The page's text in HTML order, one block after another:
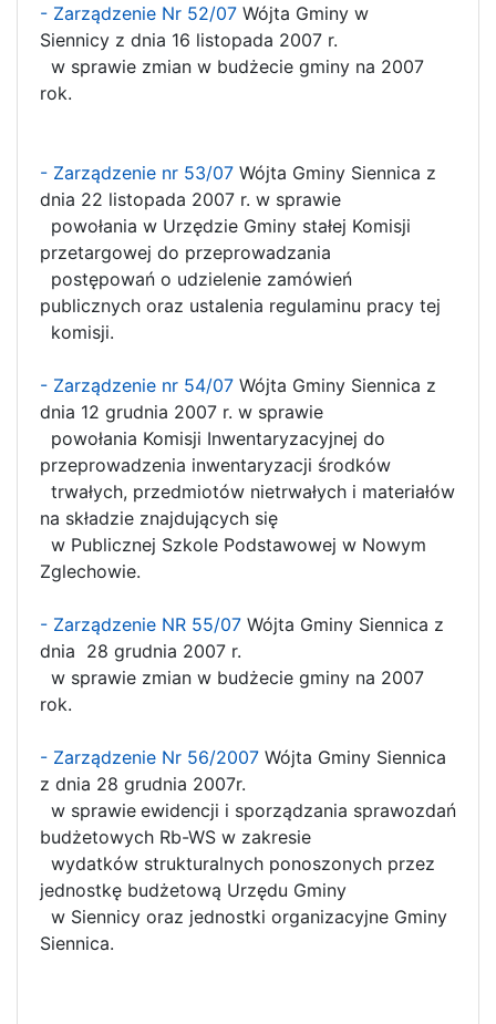
- Zarządzenie Nr 52/07 Wójta Gminy w
Siennicy z dnia 16 listopada 2007 r.
w sprawie zmian w budżecie gminy na 2007
rok.
- Zarządzenie nr 53/07 Wójta Gminy Siennica z
dnia 22 listopada 2007 r. w sprawie
powołania w Urzędzie Gminy stałej Komisji
przetargowej do przeprowadzania
postępowań o udzielenie zamówień
publicznych oraz ustalenia regulaminu pracy tej
komisji.
- Zarządzenie nr 54/07 Wójta Gminy Siennica z
dnia 12 grudnia 2007 r. w sprawie
powołania Komisji Inwentaryzacyjnej do
przeprowadzenia inwentaryzacji środków
trwałych, przedmiotów nietrwałych i materiałów
na składzie znajdujących się
w Publicznej Szkole Podstawowej w Nowym
Zglechowie.
- Zarządzenie NR 55/07 Wójta Gminy Siennica z
dnia 28 grudnia 2007 r.
w sprawie zmian w budżecie gminy na 2007
rok.
- Zarządzenie Nr 56/2007 Wójta Gminy Siennica
z dnia 28 grudnia 2007r.
w sprawie ewidencji i sporządzania sprawozdań
budżetowych Rb-WS w zakresie
wydatków strukturalnych ponoszonych przez
jednostkę budżetową Urzędu Gminy
w Siennicy oraz jednostki organizacyjne Gminy
Siennica.